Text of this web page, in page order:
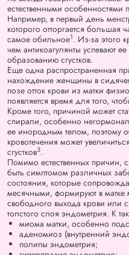
естественными особенностями
Например, в первый день
которого отторгается большая
самое обильное1. Из-за этого
чем антикоагулянты успевают
образованию сгустков.
Еще одна распространенная
нахождение женщины в
позе отток крови из матки
появляется время для того,
Кроме того, причиной может
спирали, особенно
ее инородным телом, поэтому
кровотечения может
сгустков3.
Помимо естественных причин,
быть симптомом различных
состояния, которые
месячными, формируют в матке
свободного выхода крови или
толстого слоя эндометрия. К
миома матки, особенно
аденомиоз (внутренний
полипы эндометрия;